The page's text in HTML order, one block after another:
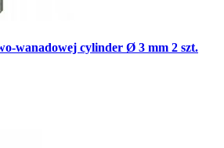
wanadowej cylinder Ø 3 mm 2 szt.